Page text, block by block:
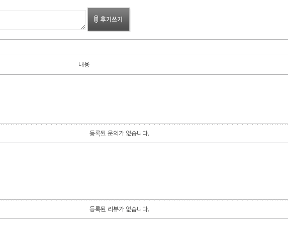
내용
등록된 문의가 없습니다.
등록된 리뷰가 없습니다.